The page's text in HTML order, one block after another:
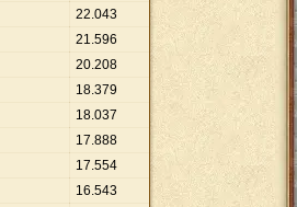
22.043
21.596
20.208
18.379
18.037
17.888
17.554
16.543